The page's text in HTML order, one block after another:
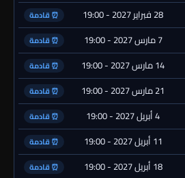
28 فبراير 2027 - 19:00 ⏰ قادمة
7 مارس 2027 - 19:00 ⏰ قادمة
14 مارس 2027 - 19:00 ⏰ قادمة
21 مارس 2027 - 19:00 ⏰ قادمة
4 أبريل 2027 - 19:00 ⏰ قادمة
11 أبريل 2027 - 19:00 ⏰ قادمة
18 أبريل 2027 - 19:00 ⏰ قادمة